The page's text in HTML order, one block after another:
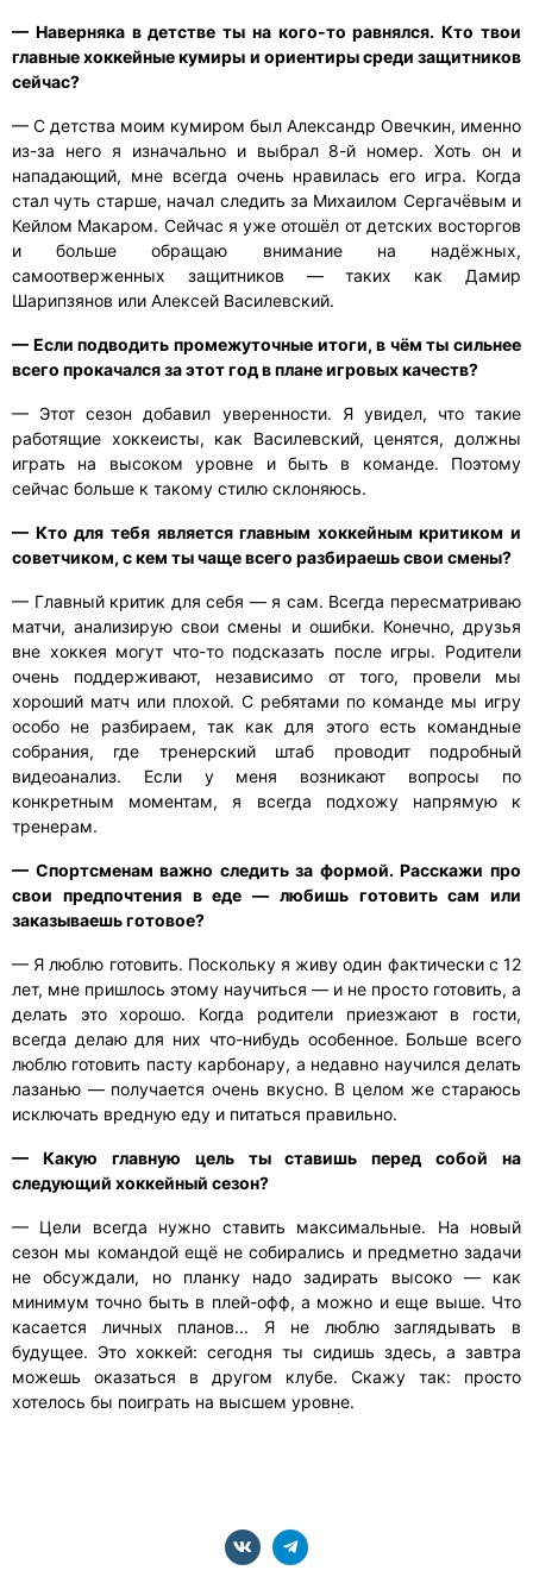
— Наверняка в детстве ты на кого-то равнялся. Кто твои
главные хоккейные кумиры и ориентиры среди защитников
сейчас?
— С детства моим кумиром был Александр Овечкин, именно
из-за него я изначально и выбрал 8-й номер. Хоть он и
нападающий, мне всегда очень нравилась его игра. Когда
стал чуть старше, начал следить за Михаилом Сергачёвым и
Кейлом Макаром. Сейчас я уже отошёл от детских восторгов
и больше обращаю внимание на надёжных,
самоотверженных защитников — таких как Дамир
Шарипзянов или Алексей Василевский.
— Если подводить промежуточные итоги, в чём ты сильнее
всего прокачался за этот год в плане игровых качеств?
— Этот сезон добавил уверенности. Я увидел, что такие
работящие хоккеисты, как Василевский, ценятся, должны
играть на высоком уровне и быть в команде. Поэтому
сейчас больше к такому стилю склоняюсь.
— Кто для тебя является главным хоккейным критиком и
советчиком, с кем ты чаще всего разбираешь свои смены?
— Главный критик для себя — я сам. Всегда пересматриваю
матчи, анализирую свои смены и ошибки. Конечно, друзья
вне хоккея могут что-то подсказать после игры. Родители
очень поддерживают, независимо от того, провели мы
хороший матч или плохой. С ребятами по команде мы игру
особо не разбираем, так как для этого есть командные
собрания, где тренерский штаб проводит подробный
видеоанализ. Если у меня возникают вопросы по
конкретным моментам, я всегда подхожу напрямую к
тренерам.
— Спортсменам важно следить за формой. Расскажи про
свои предпочтения в еде — любишь готовить сам или
заказываешь готовое?
— Я люблю готовить. Поскольку я живу один фактически с 12
лет, мне пришлось этому научиться — и не просто готовить, а
делать это хорошо. Когда родители приезжают в гости,
всегда делаю для них что-нибудь особенное. Больше всего
люблю готовить пасту карбонару, а недавно научился делать
лазанью — получается очень вкусно. В целом же стараюсь
исключать вредную еду и питаться правильно.
— Какую главную цель ты ставишь перед собой на
следующий хоккейный сезон?
— Цели всегда нужно ставить максимальные. На новый
сезон мы командой ещё не собирались и предметно задачи
не обсуждали, но планку надо задирать высоко — как
минимум точно быть в плей-офф, а можно и еще выше. Что
касается личных планов... Я не люблю заглядывать в
будущее. Это хоккей: сегодня ты сидишь здесь, а завтра
можешь оказаться в другом клубе. Скажу так: просто
хотелось бы поиграть на высшем уровне.